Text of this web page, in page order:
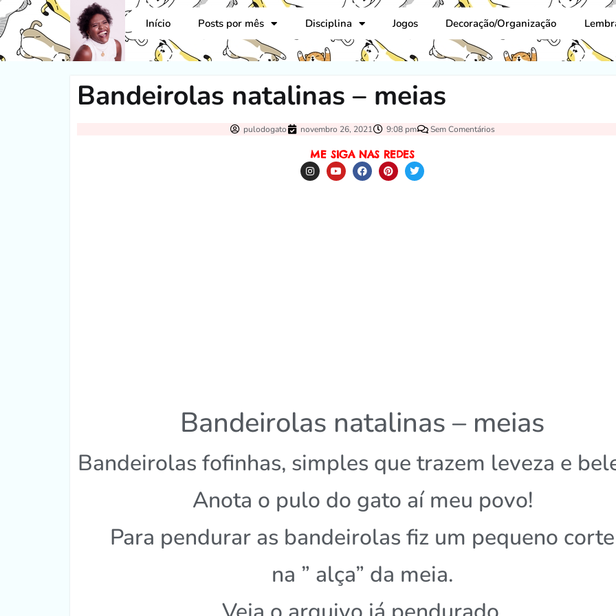
Início Posts por mês Disciplina Jogos Decoração/Organização
Bandeirolas natalinas – meias
pulodogato novembro 26, 2021 9:08 pm Sem Comentários
ME SIGA NAS REDES
Bandeirolas natalinas – meias
Bandeirolas fofinhas, simples que trazem leveza e
Anota o pulo do gato aí meu povo!
Para pendurar as bandeirolas fiz um pequeno corte
na ” alça” da meia.